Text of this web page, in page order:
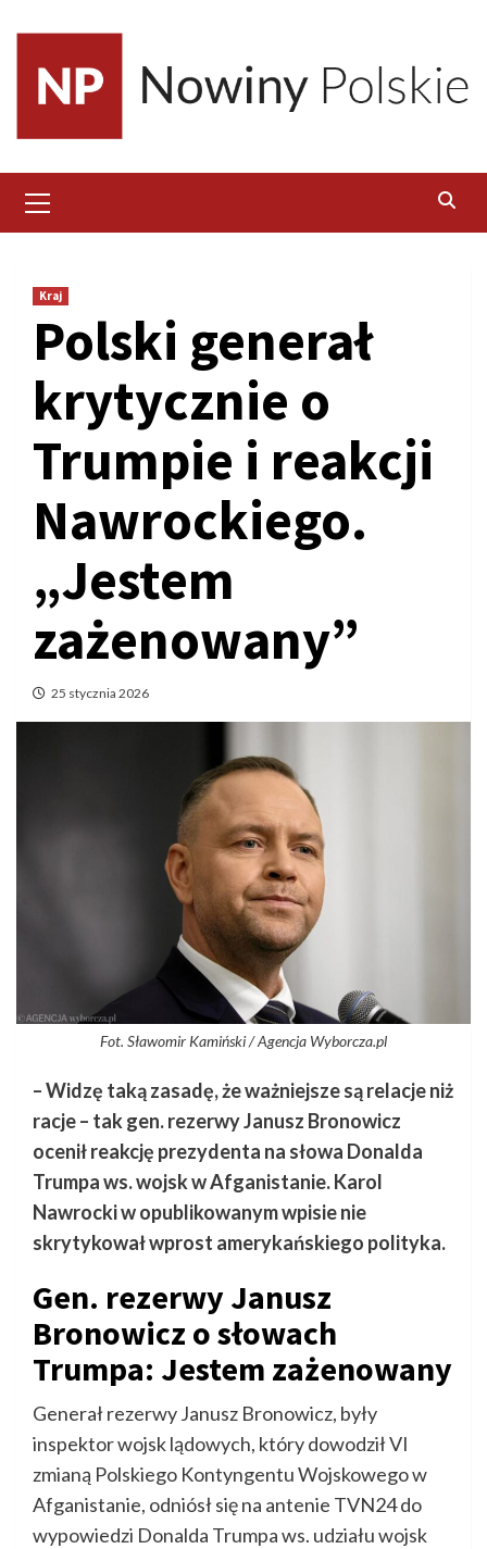
content
Menu
Kraj
Polski generał
krytycznie o
Trumpie i reakcji
Nawrockiego.
„Jestem
zażenowany”
25 stycznia 2026
Fot. Sławomir Kamiński / Agencja Wyborcza.pl
– Widzę taką zasadę, że ważniejsze są relacje niż
racje – tak gen. rezerwy Janusz Bronowicz
ocenił reakcję prezydenta na słowa Donalda
Trumpa ws. wojsk w Afganistanie. Karol
Nawrocki w opublikowanym wpisie nie
skrytykował wprost amerykańskiego polityka.
Gen. rezerwy Janusz
Bronowicz o słowach
Trumpa: Jestem zażenowany
Generał rezerwy Janusz Bronowicz, były
inspektor wojsk lądowych, który dowodził VI
zmianą Polskiego Kontyngentu Wojskowego w
Afganistanie, odniósł się na antenie TVN24 do
wypowiedzi Donalda Trumpa ws. udziału wojsk